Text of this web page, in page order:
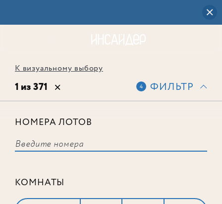
К визуальному выбору
1 из 371 4 ФИЛЬТР
НОМЕРА ЛОТОВ
КОМНАТЫ